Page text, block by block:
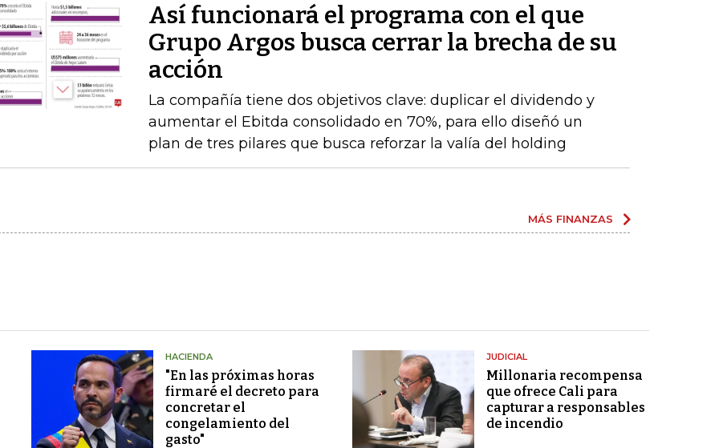
Así funcionará el programa con el que
Grupo Argos busca cerrar la brecha de su
acción
La compañía tiene dos objetivos clave: duplicar el dividendo y
aumentar el Ebitda consolidado en 70%, para ello diseñó un
plan de tres pilares que busca reforzar la valía del holding
MÁS FINANZAS
HACIENDA
"En las próximas horas
firmaré el decreto para
concretar el
congelamiento del
gasto"
JUDICIAL
Millonaria recompensa
que ofrece Cali para
capturar a responsables
de incendio